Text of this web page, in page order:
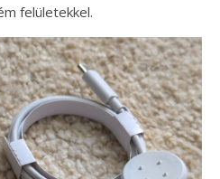
felületekkel.